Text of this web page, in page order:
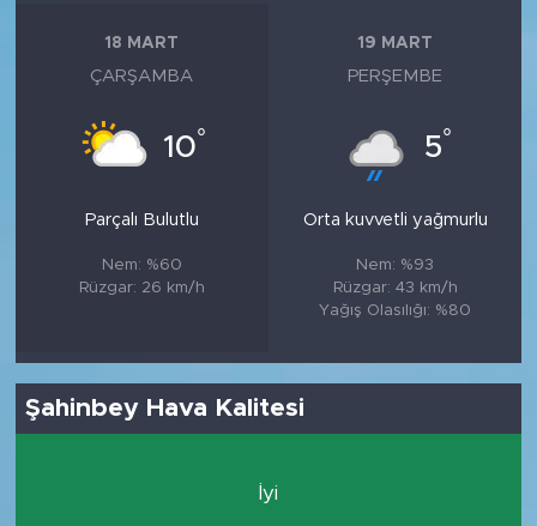
18 MART
ÇARŞAMBA
10°
Parçalı Bulutlu
Nem: %60
Rüzgar: 26 km/h
19 MART
PERŞEMBE
5°
Orta kuvvetli yağmurlu
Nem: %93
Rüzgar: 43 km/h
Yağış Olasılığı: %80
Şahinbey Hava Kalitesi
İyi